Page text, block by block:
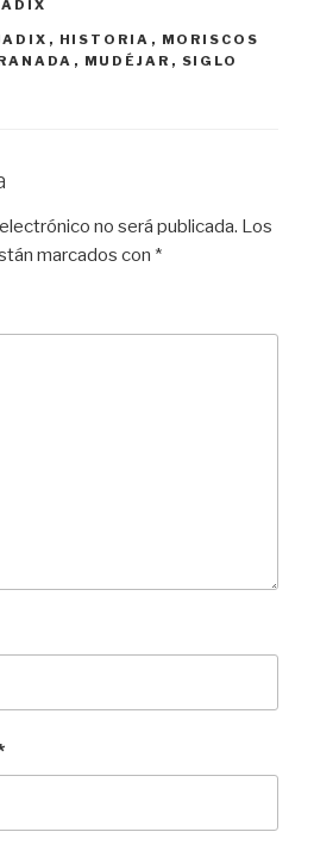
, HISTORIA , MORISCOS
, MUDÉJAR , SIGLO
no será publicada. Los
marcados con *